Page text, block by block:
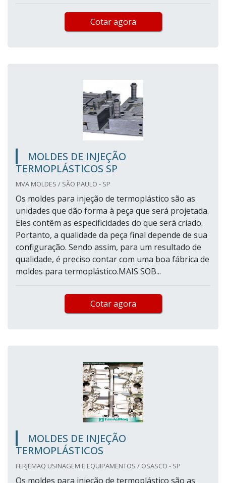
Cotar agora
MOLDES DE INJEÇÃO
TERMOPLÁSTICOS SP
MVA MOLDES / SÃO PAULO - SP
Os moldes para injeção de termoplástico são as
unidades que dão forma à peça que será projetada.
Eles contêm as especificidades do que será criado.
Portanto, a qualidade da peça final depende de sua
configuração. Sendo assim, para um resultado de
qualidade, é preciso contar com uma boa fábrica de
moldes para termoplástico.MAIS SOB...
Cotar agora
MOLDES DE INJEÇÃO
TERMOPLÁSTICOS
FERJEMAQ USINAGEM E EQUIPAMENTOS / OSASCO - SP
Os moldes para injeção de termoplástico são as